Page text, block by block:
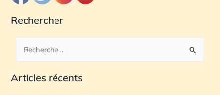
Rechercher
c
Articles récents